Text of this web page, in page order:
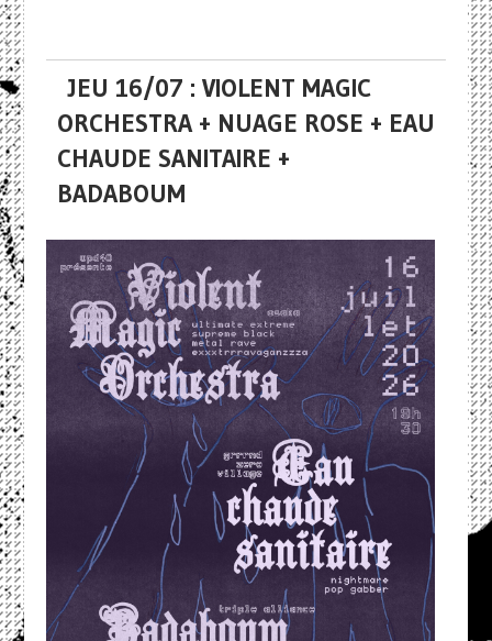
JEU 16/07 : VIOLENT MAGIC
ORCHESTRA + NUAGE ROSE + EAU
CHAUDE SANITAIRE +
BADABOUM